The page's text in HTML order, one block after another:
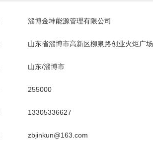
淄博金坤能源管理有限公司
山东省淄博市高新区柳泉路创业火炬广场
山东/淄博市
255000
13305336627
zbjinkun@163.com